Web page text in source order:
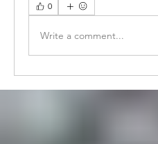
0
Write a comment...